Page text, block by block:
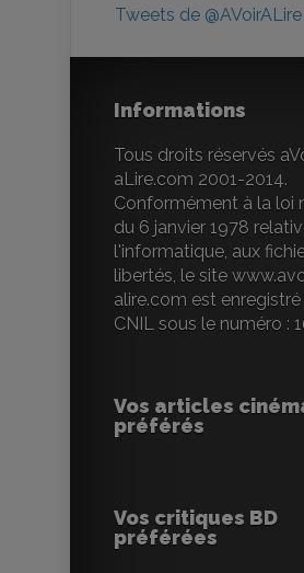
Tweets de @AVoirALire
Informations
Tous droits réservés
aLire.com 2001-2014.
Conformément à la loi
du 6 janvier 1978
l'informatique, aux
libertés, le site
alire.com est enregistré
CNIL sous le numéro :
Vos articles
préférés
Vos critiques BD
préférées